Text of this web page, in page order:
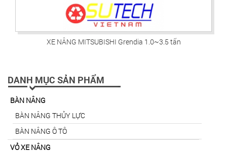
XE NÂNG MITSUBISHI Grendia 1.0~3.5 tấn
DANH MỤC SẢN PHẨM
BÀN NÂNG
BÀN NÂNG THỦY LỰC
BÀN NÂNG Ô TÔ
VỎ XE NÂNG